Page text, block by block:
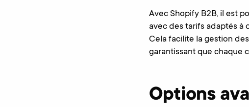
Avec Shopify B2B, il est
avec des tarifs adaptés à
Cela facilite la gestion
garantissant que chaque
Options